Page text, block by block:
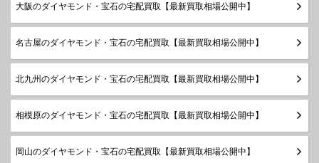
大阪のダイヤモンド・宝石の宅配買取【最新買取相場公開中】
名古屋のダイヤモンド・宝石の宅配買取【最新買取相場公開中】
北九州のダイヤモンド・宝石の宅配買取【最新買取相場公開中】
相模原のダイヤモンド・宝石の宅配買取【最新買取相場公開中】
岡山のダイヤモンド・宝石の宅配買取【最新買取相場公開中】